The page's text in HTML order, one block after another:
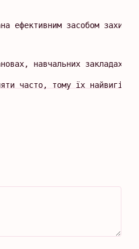
ефективним засобом
навчальних закладах,
часто, тому їх